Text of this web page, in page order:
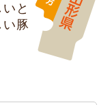
と
豚